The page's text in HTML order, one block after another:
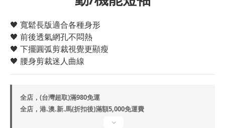
🖤 寬鬆長版適合各種身形
🖤 前後透氣網孔不悶熱
🖤 下擺圓弧剪裁視覺更顯瘦
🖤 腰身剪裁迷人曲線
全店，(台灣超取)滿980免運
全店，港.澳.新.馬(折扣後)滿額5,000免運費